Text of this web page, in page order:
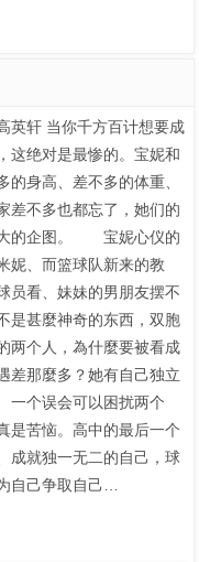
英轩 当你千方百计想要成
这绝对是最惨的。宝妮和
身高、差不多的体重、
差不多也都忘了，她们的
大的企图。 宝妮心仪的
妮、而篮球队新来的教
员看、妹妹的男朋友摆不
是甚麼神奇的东西，双胞
两个人，為什麼要被看成
差那麼多？她有自己独立
个误会可以困扰两个
是苦恼。高中的最后一个
成就独一无二的自己，球
自己争取自己…